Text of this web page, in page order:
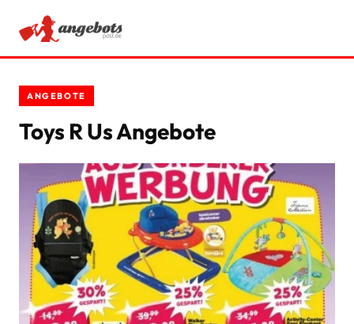
SPARTIPPS
ANGEBOTE
Toys R Us Angebote